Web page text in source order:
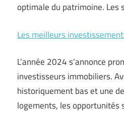
optimale du patrimoine. Les
Les meilleurs
L’année 2024 s’annonce
investisseurs immobiliers.
historiquement bas et une
logements, les opportunités